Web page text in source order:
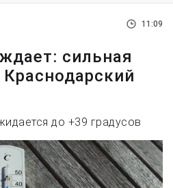
11:09
сильная
до +39 градусов